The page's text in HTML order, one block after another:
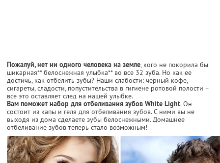
Пожалуй, нет ни одного человека на земле, кого не покорила бы
шикарная** белоснежная улыбка** во все 32 зуба. Но как ее
достичь, как отбелить зубы? Наши слабости: черный кофе,
сигареты, сладости, попустительства в гигиене ротовой полости –
все это оставляет след на нашей улыбке.
Вам поможет набор для отбеливания зубов White Light. Он
состоит из капы и геля для отбеливания зубов. С ними вы не
выходя из дома сделаете зубы белоснежными. Домашнее
отбеливание зубов теперь стало возможным!